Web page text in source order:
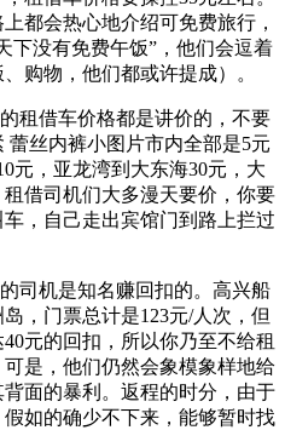
都会热心地介绍可免费旅行，
下没有免费午饭”，他们会逗着
购物，他们都或许提成）。
租借车价格都是讲价的，不要
丝内裤小图片市内全部是5元
元，亚龙湾到大东海30元，大
借司机们大多漫天要价，你要
，自己走出宾馆门到路上拦过
司机是知名赚回扣的。高兴船
，门票总计是123元/人次，但
元的回扣，所以你乃至不给租
是，他们仍然会象模象样地给
面的暴利。返程的时分，由于
如的确少不下来，能够暂时找